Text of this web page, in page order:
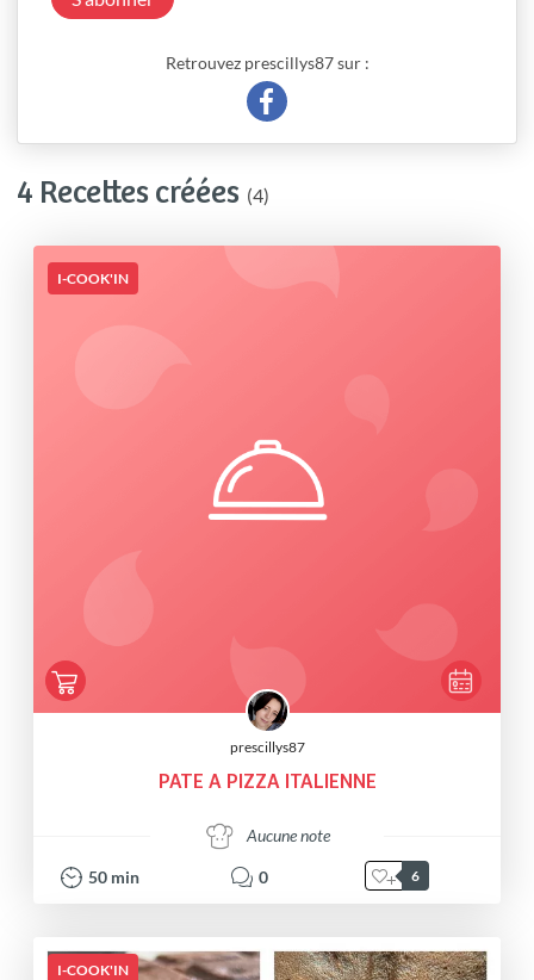
Retrouvez prescillys87 sur :
4 Recettes créées (4)
I-COOK'IN
prescillys87
PATE A PIZZA ITALIENNE
Aucune note
50 min 0 6
I-COOK'IN